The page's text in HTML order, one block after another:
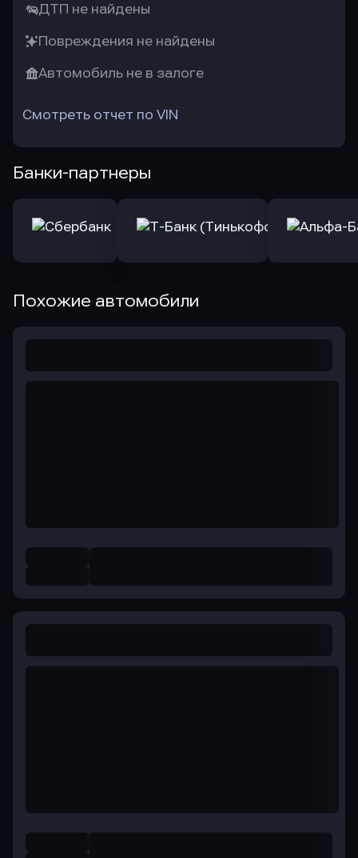
ДТП не найдены
Повреждения не найдены
Автомобиль не в залоге
Смотреть отчет по VIN
Банки-партнеры
Похожие автомобили